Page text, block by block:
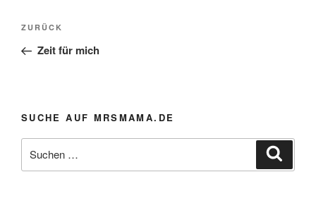
Beitragsnavigation
Vorheriger
Beitrag
ZURÜCK
Zeit für mich
SUCHE AUF MRSMAMA.DE
nach: